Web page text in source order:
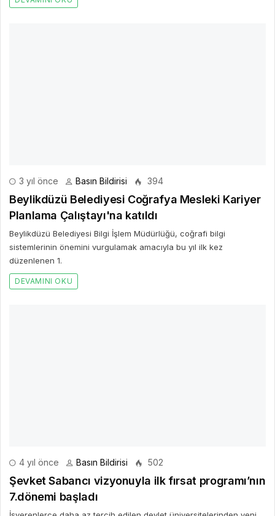
3 yıl önce Basın Bildirisi 394
Beylikdüzü Belediyesi Coğrafya Mesleki Kariyer
Planlama Çalıştayı'na katıldı
Beylikdüzü Belediyesi Bilgi İşlem Müdürlüğü, coğrafi bilgi
sistemlerinin önemini vurgulamak amacıyla bu yıl ilk kez
düzenlenen 1.
DEVAMINI OKU
4 yıl önce Basın Bildirisi 502
Şevket Sabancı vizyonuyla ilk fırsat programı’nın
7.dönemi başladı